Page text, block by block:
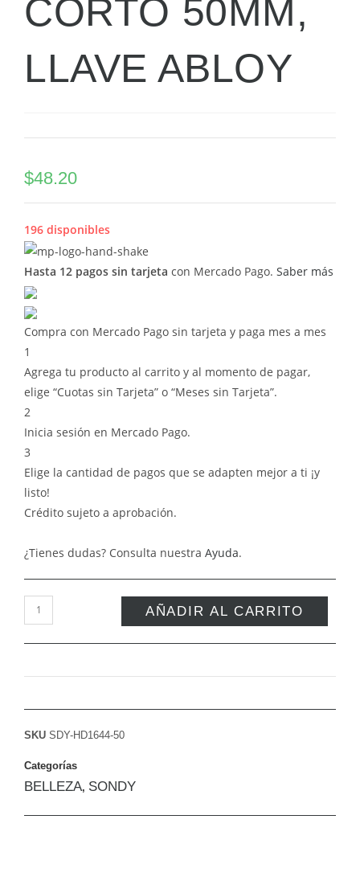
CORTO 50MM,
LLAVE ABLOY
$48.20
196 disponibles
Hasta 12 pagos sin tarjeta con Mercado Pago. Saber más
Compra con Mercado Pago sin tarjeta y paga mes a mes
1
Agrega tu producto al carrito y al momento de pagar,
elige “Cuotas sin Tarjeta” o “Meses sin Tarjeta”.
2
Inicia sesión en Mercado Pago.
3
Elige la cantidad de pagos que se adapten mejor a ti ¡y
listo!
Crédito sujeto a aprobación.
¿Tienes dudas? Consulta nuestra Ayuda.
AÑADIR AL CARRITO
SKU SDY-HD1644-50
Categorías
BELLEZA, SONDY